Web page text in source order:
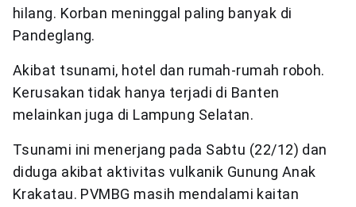
hilang. Korban meninggal paling banyak di
Pandeglang.
Akibat tsunami, hotel dan rumah-rumah roboh.
Kerusakan tidak hanya terjadi di Banten
melainkan juga di Lampung Selatan.
Tsunami ini menerjang pada Sabtu (22/12) dan
diduga akibat aktivitas vulkanik Gunung Anak
Krakatau. PVMBG masih mendalami kaitan